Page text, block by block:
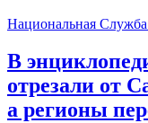
Национальная
В
отрезали от
а регионы